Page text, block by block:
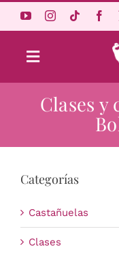
Toggle
Navigation
Clases y
Categorías
Castañuelas
Clases